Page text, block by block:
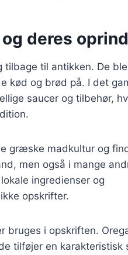
deres
til antikken. De
kød og brød på. I det
saucer og tilbehør,
græske madkultur og
men også i mange
ingredienser og
opskrifter.
bruges i opskriften.
tilføjer en karakteristisk